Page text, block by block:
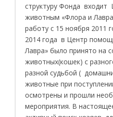
структуру Фонда
животным «Флора и
работу с 15 ноября 2011
2014 года в Центр
Лавра» было принято на
животных(кошек) с
разной судьбой (
животные при
осмотрены и прошли
мероприятия. В